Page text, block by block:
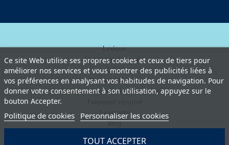
Ce site Web utilise ses propres cookies et ceux de tiers pour
améliorer nos services et vous montrer des publicités liées à
vos préférences en analysant vos habitudes de navigation. Pour
donner votre consentement à son utilisation, appuyez sur le
bouton Accepter.
Politique de cookies Personnaliser les cookies
TOUT ACCEPTER
Lexique
Livraison et retours
C.G.V
Mentions légales
Politique de protection des données
La société
Blog